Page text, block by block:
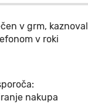
v grm, kaznoval
v roki
nakupa